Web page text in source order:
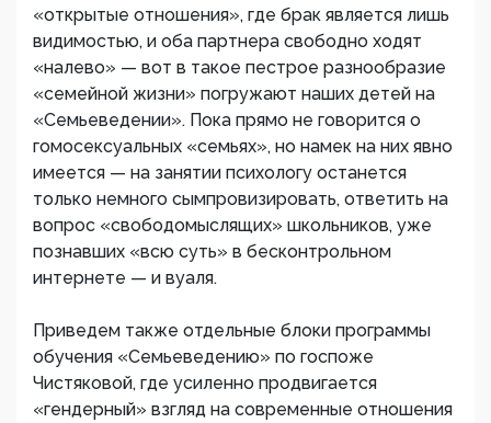
«открытые отношения», где брак является лишь
видимостью, и оба партнера свободно ходят
«налево» — вот в такое пестрое разнообразие
«семейной жизни» погружают наших детей на
«Семьеведении». Пока прямо не говорится о
гомосексуальных «семьях», но намек на них явно
имеется — на занятии психологу останется
только немного сымпровизировать, ответить на
вопрос «свободомыслящих» школьников, уже
познавших «всю суть» в бесконтрольном
интернете — и вуаля.
Приведем также отдельные блоки программы
обучения «Семьеведению» по госпоже
Чистяковой, где усиленно продвигается
«гендерный» взгляд на современные отношения